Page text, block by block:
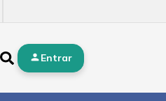
Entrar